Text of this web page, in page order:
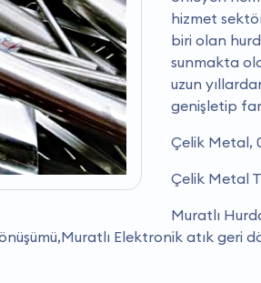
hizmet
biri olan
sunmakta
uzun
genişletip
Çelik Metal,
Çelik Metal
Muratlı
Elektronik atık geri